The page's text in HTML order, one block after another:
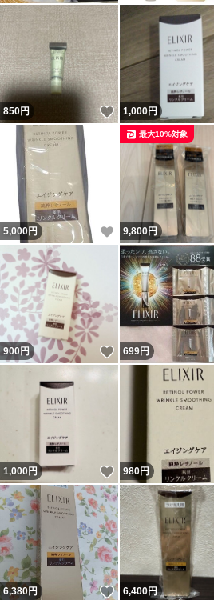
850円 いいね！
1,000円
5,000円 いいね！
9,800円
最大10%対象
900 円 いいね！
699円
1,000円 いいね！
980円
6,380円 いいね！
6,400円